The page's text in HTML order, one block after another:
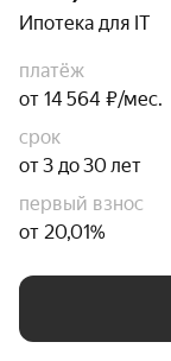
Ипотека для IT
платёж
от 14 564 ₽/мес.
срок
от 3 до 30 лет
первый взнос
от 20,01%